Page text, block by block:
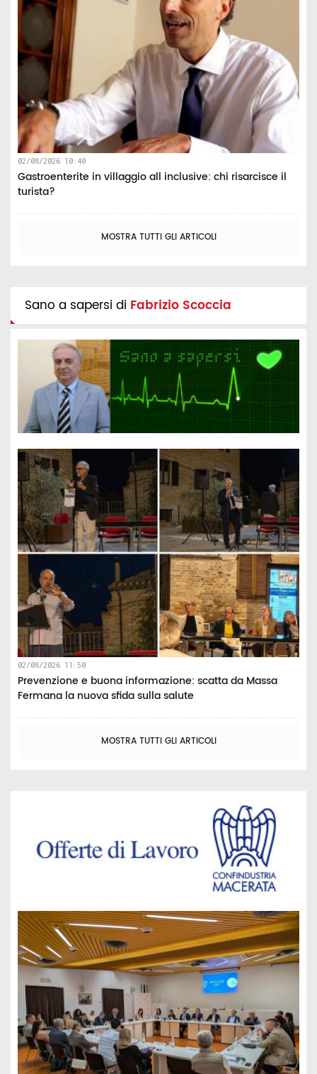
02/08/2026 10:40
Gastroenterite in villaggio all inclusive: chi risarcisce il
turista?
MOSTRA TUTTI GLI ARTICOLI
Sano a sapersi di Fabrizio Scoccia
02/08/2026 11:50
Prevenzione e buona informazione: scatta da Massa
Fermana la nuova sfida sulla salute
MOSTRA TUTTI GLI ARTICOLI